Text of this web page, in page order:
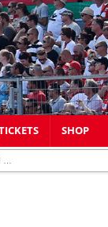
SHOP